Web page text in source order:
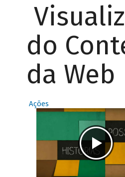
do
da Web
Ações